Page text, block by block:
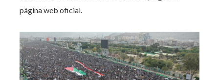
página web oficial.